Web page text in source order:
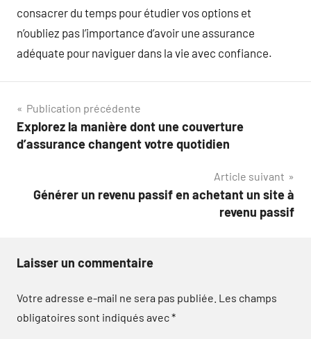
consacrer du temps pour étudier vos options et
n’oubliez pas l’importance d’avoir une assurance
adéquate pour naviguer dans la vie avec confiance.
Navigation
de
Publication précédente
Explorez la manière dont une couverture
d’assurance changent votre quotidien
Article suivant
Générer un revenu passif en achetant un site à
revenu passif
Laisser un commentaire
Votre adresse e-mail ne sera pas publiée. Les champs
obligatoires sont indiqués avec*